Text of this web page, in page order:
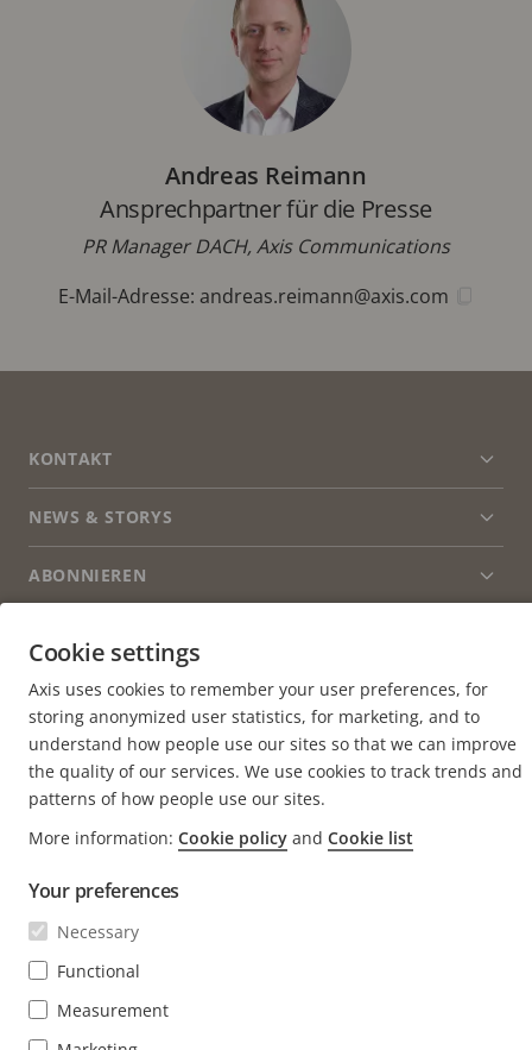
Andreas Reimann
Ansprechpartner für die Presse
PR Manager DACH, Axis Communications
E-Mail-Adresse: andreas.reimann@axis.com
KONTAKT
Kontaktieren Sie uns
NEWS & STORYS
Erfahrungsberichte
Engineering at Axis
ABONNIEREN
Newsletter abonnieren
Abonnieren Sie die E-Mails mit
Sicherheitsbenachrichtigungen von Axis
AUSTRIA / DEUTSCH NEWSROOM
Social
Media
Facebook
Linkedin
Youtube
X
(Twitter)
Instagram
© 2026 Axis Communications AB. Alle Rechte vorbehalten.
Cookie settings
Axis uses cookies to remember your user preferences, for
storing anonymized user statistics, for marketing, and to
understand how people use our sites so that we can improve
the quality of our services. We use cookies to track trends and
patterns of how people use our sites.
More information: Cookie policy and Cookie list
Your preferences
Necessary
Functional
Measurement